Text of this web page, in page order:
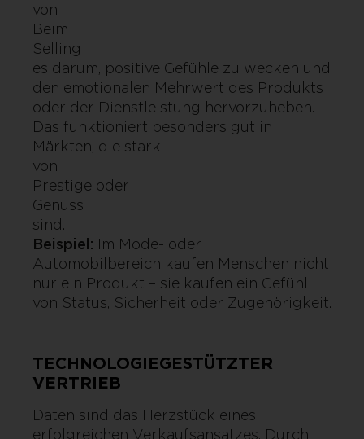
von
Beim
Selling
es darum, positive Gefühle zu wecken und
den emotionalen Mehrwert des Produkts
oder der Dienstleistung hervorzuheben.
Das funktioniert besonders gut in
Märkten, die stark
von
Prestige oder
Genuss
sind.
Beispiel: Im Mode- oder
Automobilbereich kaufen Menschen nicht
nur ein Produkt – sie kaufen ein Gefühl
von Status, Sicherheit oder Zugehörigkeit.
TECHNOLOGIEGESTÜTZTER
VERTRIEB
Daten sind das Herzstück eines
erfolgreichen Verkaufsansatzes. Durch